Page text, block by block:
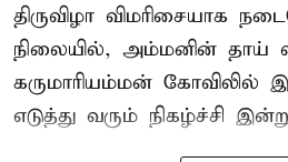
திருவிழா விமரிசையாக
நிலையில், அம்மனின் தாய்
கருமாரியம்மன் கோவிலில்
எடுத்து வரும் நிகழ்ச்சி